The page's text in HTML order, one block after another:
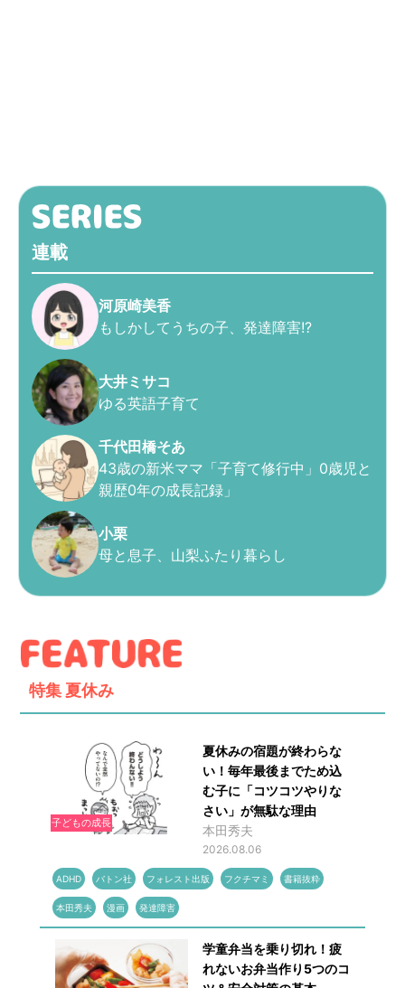
連載
河原崎美香
もしかしてうちの子、発達障害!?
大井ミサコ
ゆる英語子育て
千代田橋そあ
43歳の新米ママ「子育て修行中」0歳児と
親歴0年の成長記録」
小栗
母と息子、山梨ふたり暮らし
特集 夏休み
子どもの成長
夏休みの宿題が終わらな
い！毎年最後までため込
む子に「コツコツやりな
さい」が無駄な理由
本田秀夫
2026.08.06
ADHD バトン社 フォレスト出版 フクチマミ 書籍抜粋
本田秀夫 漫画 発達障害
学童弁当を乗り切れ！疲
れないお弁当作り5つのコ